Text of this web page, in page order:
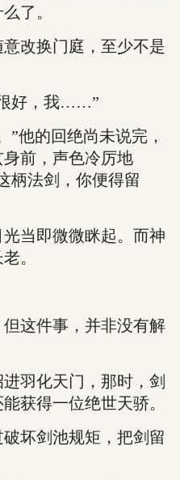
了。
改换门庭，至少不是
好，我……”
的回绝尚未说完，
前，声色冷厉地
柄法剑，你便得留
当即微微眯起。而神
。
这件事，并非没有解
羽化天门，那时，剑
获得一位绝世天骄。
坏剑池规矩，把剑留